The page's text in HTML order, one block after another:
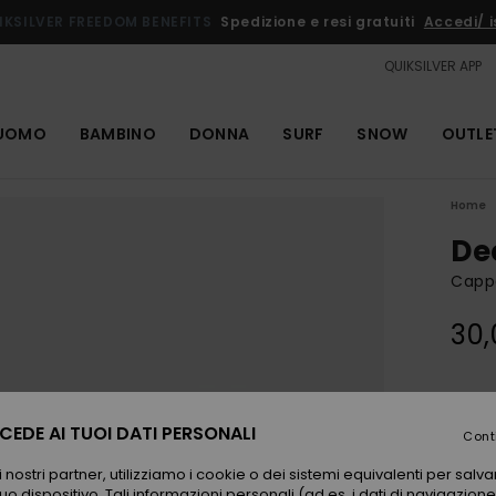
FREEDOM BENEFITS Spedizione e resi gratuiti Accedi/
QUIKSILVER APP
BAMBINO DONNA SURF SNOW
Home
AI TUOI DATI PERSONALI
partner, utilizziamo i cookie o dei sistemi equivalenti per